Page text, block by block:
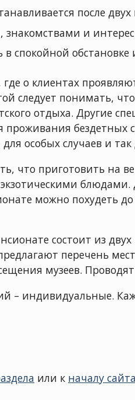
после
и
спокойной обстановке
где о клиентах
следует понимать,
отдыха. Другие
бездетных
особых случаев и так
что приготовить на
можно похудеть
состоит из
перечень
музеев.
– индивидуальные.
или к началу сайта